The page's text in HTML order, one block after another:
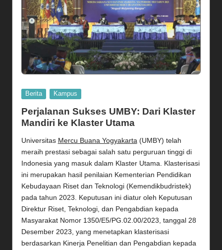
Posted
Berita Kampus
Perjalanan Sukses UMBY: Dari Klaster
Mandiri ke Klaster Utama
Universitas Mercu Buana Yogyakarta (UMBY) telah
meraih prestasi sebagai salah satu perguruan tinggi di
Indonesia yang masuk dalam Klaster Utama. Klasterisasi
ini merupakan hasil penilaian Kementerian Pendidikan
Kebudayaan Riset dan Teknologi (Kemendikbudristek)
pada tahun 2023. Keputusan ini diatur oleh Keputusan
Direktur Riset, Teknologi, dan Pengabdian kepada
Masyarakat Nomor 1350/E5/PG.02.00/2023, tanggal 28
Desember 2023, yang menetapkan klasterisasi
berdasarkan Kinerja Penelitian dan Pengabdian kepada